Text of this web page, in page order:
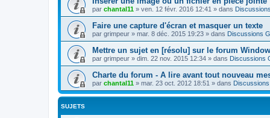
par chantal11 » ven. 12 févr. 2016 12:41 » dans
Faire une capture d'écran et masquer un texte
par grimpeur » mar. 8 déc. 2015 19:23 » dans Discussions
Mettre un sujet en [résolu] sur le forum
par grimpeur » dim. 22 nov. 2015 12:34 » dans Discussions
Charte du forum - A lire avant tout nouveau
par chantal11 » mar. 23 oct. 2012 18:51 » dans
SUJETS